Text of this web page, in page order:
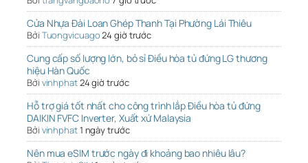
Cửa Nhựa Đài Loan Ghép Thanh Tại Phường Lái Thiêu
Bởi Tuongvicuago24 giờ trước
Cung cấp số lượng lớn, bỏ sỉ Điều hòa tủ đứng LG thương
hiệu Hàn Quốc
Bởi vinhphat24 giờ trước
Hỗ trợ giá tốt nhất cho công trình lắp Điều hòa tủ đứng
DAIKIN FVFC Inverter, Xuất xứ Malaysia
Bởi vinhphat1 ngày trước
Nên mua eSIM trước ngày đi khoảng bao nhiêu lâu?